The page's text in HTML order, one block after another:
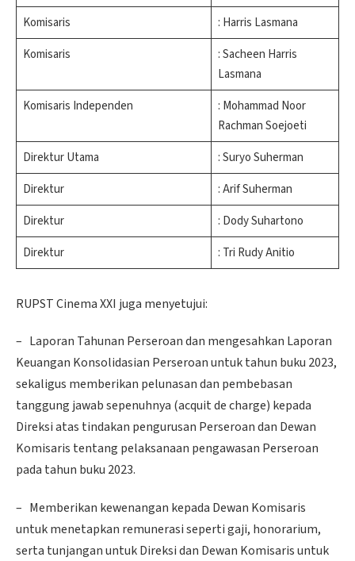
Komisaris
: Harris Lasmana
Komisaris
: Sacheen Harris
Lasmana
Komisaris Independen
: Mohammad Noor
Rachman Soejoeti
Direktur Utama
: Suryo Suherman
Direktur
: Arif Suherman
Direktur
: Dody Suhartono
Direktur
: Tri Rudy Anitio
RUPST Cinema XXI juga menyetujui:
– Laporan Tahunan Perseroan dan mengesahkan Laporan
Keuangan Konsolidasian Perseroan untuk tahun buku 2023,
sekaligus memberikan pelunasan dan pembebasan
tanggung jawab sepenuhnya (acquit de charge) kepada
Direksi atas tindakan pengurusan Perseroan dan Dewan
Komisaris tentang pelaksanaan pengawasan Perseroan
pada tahun buku 2023.
– Memberikan kewenangan kepada Dewan Komisaris
untuk menetapkan remunerasi seperti gaji, honorarium,
serta tunjangan untuk Direksi dan Dewan Komisaris untuk